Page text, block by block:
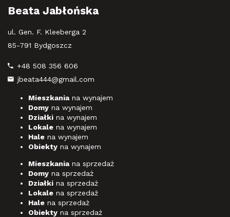
Beata Jabłońska
ul. Gen. F. Kleeberga 2
85-791 Bydgoszcz
+48 508 356 606
jbeata444@gmail.com
Mieszkaniana wynajem
Domy na wynajem
Działki na wynajem
Lokale na wynajem
Hale na wynajem
Obiekty na wynajem
Mieszkaniana sprzedaż
Domy na sprzedaż
Działki na sprzedaż
Lokale na sprzedaż
Hale na sprzedaż
Obiekty na sprzedaż